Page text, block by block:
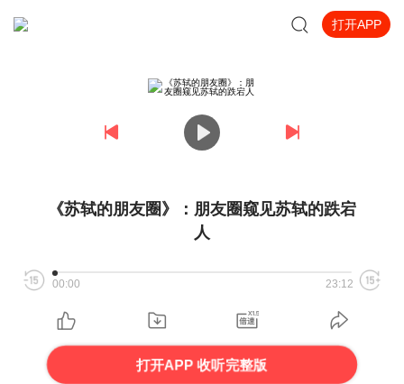
打开APP
《苏轼的朋友圈》：朋友圈窥见苏轼的跌宕
人
00:00 23:12
打开APP 收听完整版